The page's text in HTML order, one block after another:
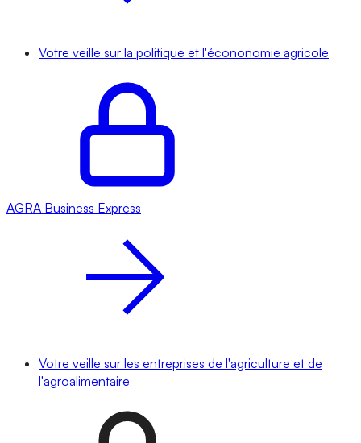
Votre veille sur la politique et l'écononomie agricole
AGRA Business Express
Votre veille sur les entreprises de l'agriculture et de
l'agroalimentaire